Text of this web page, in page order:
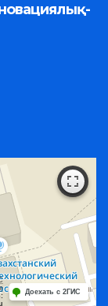
Доехать с 2ГИС